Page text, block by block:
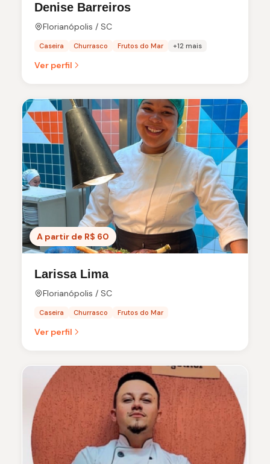
Denise Barreiros
Florianópolis / SC
Caseira Churrasco Frutos do Mar +12 mais
Ver perfil
A partir de R$ 60
Larissa Lima
Florianópolis / SC
Caseira Churrasco Frutos do Mar
Ver perfil